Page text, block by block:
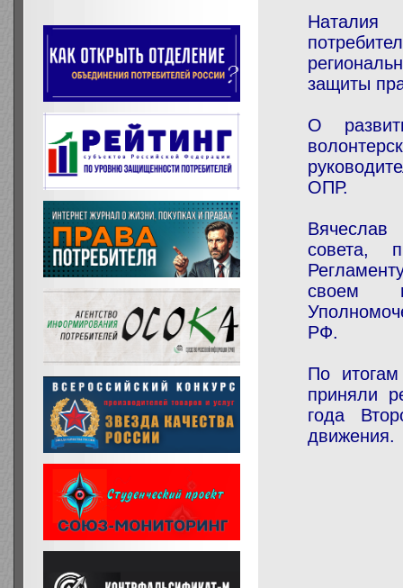
Наталия
защиты
О
ОПР.
совета,
своем
РФ.
По
приняли
года
движения.